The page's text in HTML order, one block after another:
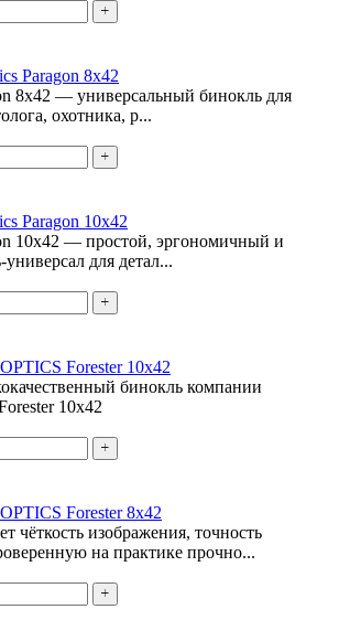
Paragon 8x42
8x42 — универсальный бинокль для
охотника, р...
Paragon 10x42
10x42 — простой, эргономичный и
для детал...
Forester 10x42
бинокль компании
10x42
Forester 8x42
чёткость изображения, точность
на практике прочно...